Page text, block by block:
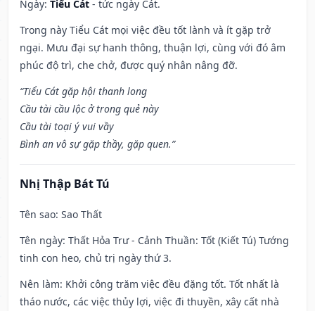
Ngày: Tiểu Cát - tức ngày Cát.
Trong này Tiểu Cát mọi việc đều tốt lành và ít gặp trở
ngại. Mưu đại sự hanh thông, thuận lợi, cùng với đó âm
phúc độ trì, che chở, được quý nhân nâng đỡ.
“Tiểu Cát gặp hội thanh long
Cầu tài cầu lộc ở trong quẻ này
Cầu tài toại ý vui vầy
Bình an vô sự gặp thầy, gặp quen.”
Nhị Thập Bát Tú
Tên sao: Sao Thất
Tên ngày: Thất Hỏa Trư - Cảnh Thuần: Tốt (Kiết Tú) Tướng
tinh con heo, chủ trị ngày thứ 3.
Nên làm: Khởi công trăm việc đều đặng tốt. Tốt nhất là
tháo nước, các việc thủy lợi, việc đi thuyền, xây cất nhà